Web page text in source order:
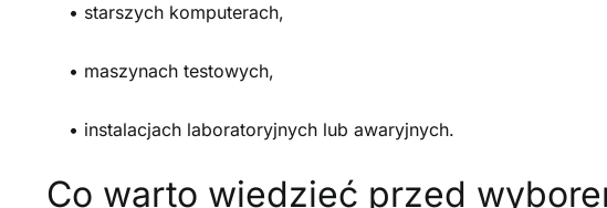
• starszych komputerach,
• maszynach testowych,
• instalacjach laboratoryjnych lub awaryjnych.
Co warto wiedzieć przed